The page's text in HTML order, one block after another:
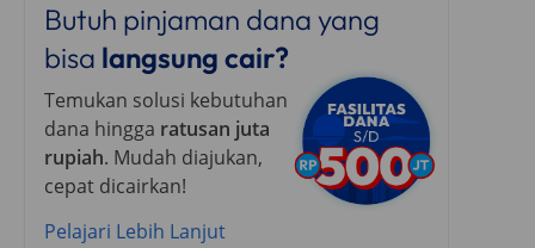
Butuh pinjaman dana yang
bisa langsung cair?
Temukan solusi kebutuhan
dana hingga ratusan juta
rupiah. Mudah diajukan,
cepat dicairkan!
Pelajari Lebih Lanjut